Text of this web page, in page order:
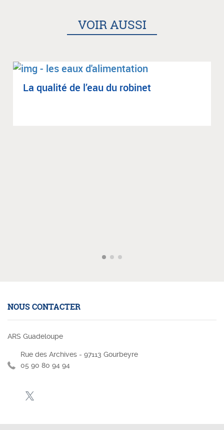
VOIR AUSSI
La qua­lité de l’eau du robi­net
NOUS CONTACTER
ARS Guadeloupe
Rue des Archives - 97113 Gourbeyre
05 90 80 94 94